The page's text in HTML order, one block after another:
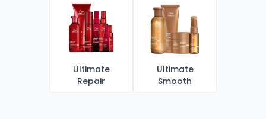
Ultimate
Repair
Ultimate
Smooth